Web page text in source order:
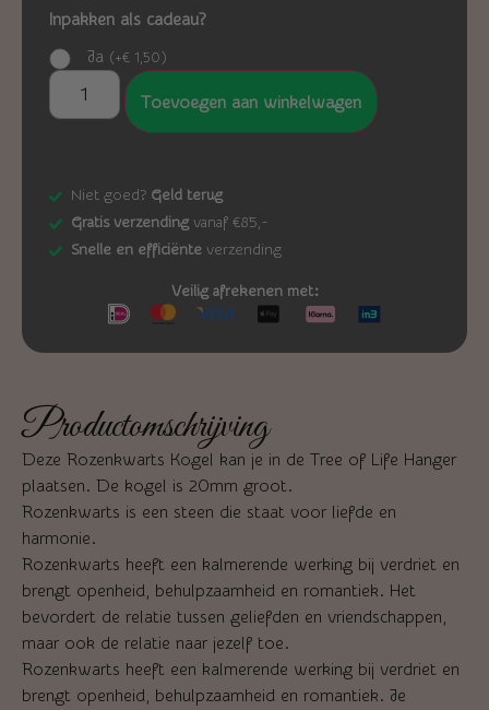
Inpakken als cadeau?
Ja (+€ 1,50 )
Toevoegen aan winkelwagen
Niet goed? Geld terug
Gratis verzending vanaf €85,-
Snelle en efficiënte verzending
Veilig afrekenen met:
Productomschrijving
Deze Rozenkwarts Kogel kan je in de Tree of Life Hanger
plaatsen. De kogel is 20mm groot.
Rozenkwarts is een steen die staat voor liefde en
harmonie.
Rozenkwarts heeft een kalmerende werking bij verdriet en
brengt openheid, behulpzaamheid en romantiek. Het
bevordert de relatie tussen geliefden en vriendschappen,
maar ook de relatie naar jezelf toe.
Rozenkwarts heeft een kalmerende werking bij verdriet en
brengt openheid, behulpzaamheid en romantiek. Je